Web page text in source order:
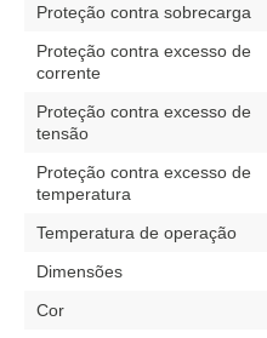
Proteção contra sobrecarga
Proteção contra excesso de
corrente
Proteção contra excesso de
tensão
Proteção contra excesso de
temperatura
Temperatura de operação
Dimensões
Cor